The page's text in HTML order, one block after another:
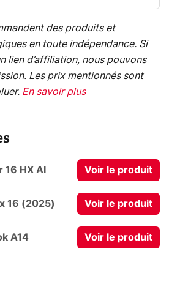
des produits et
en toute indépendance. Si
lien d’affiliation, nous pouvons
Les prix mentionnés sont
En savoir plus
16 HX AI Voir le produit
16 (2025) Voir le produit
A14 Voir le produit